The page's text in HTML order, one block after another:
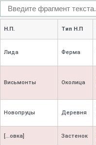
Н.П. Тип Н.П
Лида Ферма
Висьмонты Околица
Новопруцы Деревня
[…овка] Застенок